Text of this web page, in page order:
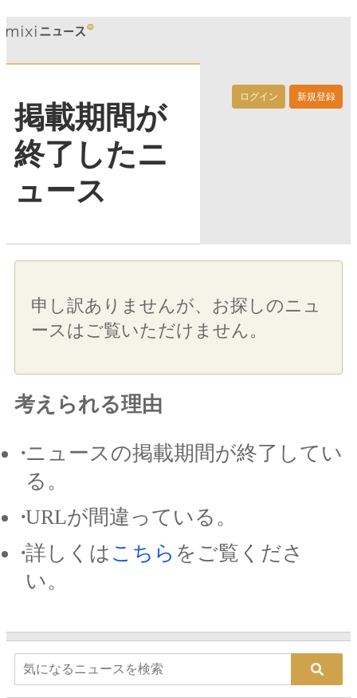
ログイン 新規登録
掲載期間が
終了したニ
ュース
申し訳ありませんが、お探しのニュ
ースはご覧いただけません。
考えられる理由
ニュースの掲載期間が終了してい
る。
URLが間違っている。
詳しくは こちら をご覧くださ
い。